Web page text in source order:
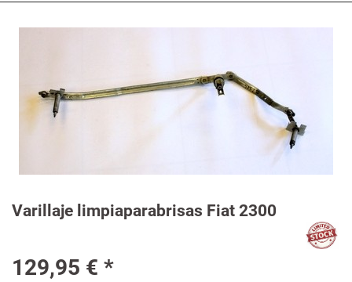
Varillaje limpiaparabrisas Fiat 2300
129,95 € *